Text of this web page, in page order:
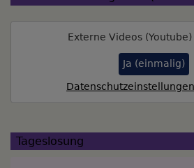
Externe Videos
Ja (einmalig)
Tageslosung